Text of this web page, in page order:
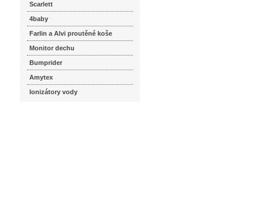
Scarlett
4baby
Farlin a Alvi proutěné koše
Monitor dechu
Bumprider
Amytex
Ionizátory vody